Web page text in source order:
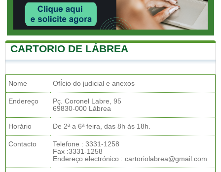
CARTORIO DE LÁBREA
Nome OfÍcio do judicial e anexos
Endereço
Pç. Coronel Labre, 95
69830-000 Lábrea
Horário De 2ª a 6ª feira, das 8h às 18h.
Contacto
Telefone : 3331-1258
Fax :3331-1258
Endereço electrónico : cartoriolabrea@gmail.com